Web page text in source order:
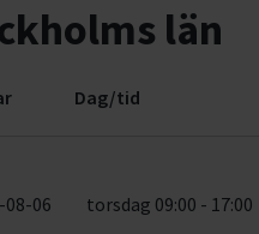
län
Dag/tid
08-06 torsdag 09:00 - 17:00